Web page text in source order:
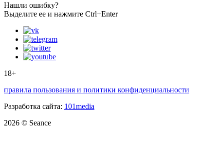
Нашли ошибку?
Выделите ее и нажмите Ctrl+Enter
18+
правила пользования и политики конфиденциальности
Разработка сайта: 101media
2026 © Seance